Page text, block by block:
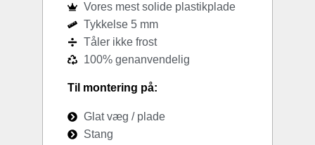
Vores mest solide plastikplade
Tykkelse 5 mm
Tåler ikke frost
100% genanvendelig
Til montering på:
Glat væg / plade
Stang